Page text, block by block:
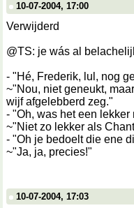
10-07-2004, 17:00
Verwijderd
@TS: je wás al
- "Hé, Frederik, lul, nog
~"Nou, niet geneukt,
wijf afgelebberd zeg."
- "Oh, was het een lekker
~"Niet zo lekker als
- "Oh je bedoelt die ene
~"Ja, ja, precies!"
10-07-2004, 17:03